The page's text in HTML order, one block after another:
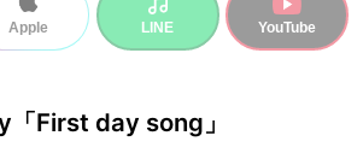
Apple LINE YouTube
First day song」